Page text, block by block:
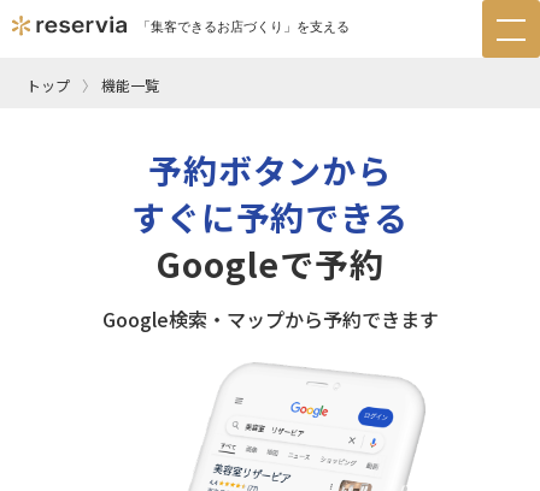
「集客できるお店づくり」を支える
トップ 機能一覧
予約ボタンから
すぐに予約できる
Googleで予約
Google検索・マップから予約できます